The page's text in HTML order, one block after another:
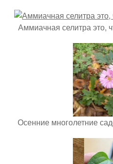
Аммиачная селитра это,
Осенние многолетние